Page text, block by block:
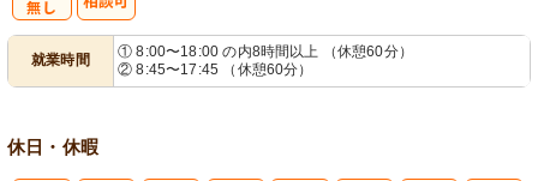
就業時間
① 8:00〜18:00 の内8時間以上 （休憩60分）
② 8:45〜17:45 （休憩60分）
休日・休暇